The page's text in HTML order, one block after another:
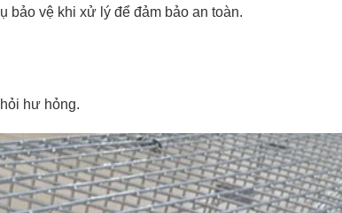
bảo vệ khi xử lý để đảm bảo an toàn.
hư hỏng.